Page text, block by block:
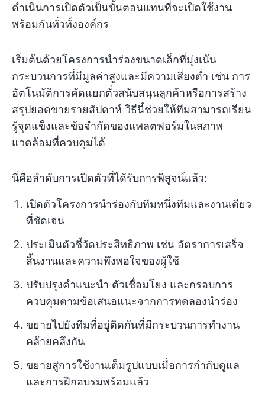
ดำเนินการเปิดตัวเป็นขั้นตอนแทนที่จะเปิดใช้งาน
พร้อมกันทั่วทั้งองค์กร
เริ่มต้นด้วยโครงการนำร่องขนาดเล็กที่มุ่งเน้น
กระบวนการที่มีมูลค่าสูงและมีความเสี่ยงต่ำ เช่น การ
อัตโนมัติการคัดแยกตั๋วสนับสนุนลูกค้าหรือการสร้าง
สรุปยอดขายรายสัปดาห์ วิธีนี้ช่วยให้ทีมสามารถเรียน
รู้จุดแข็งและข้อจำกัดของแพลตฟอร์มในสภาพ
แวดล้อมที่ควบคุมได้
นี่คือลำดับการเปิดตัวที่ได้รับการพิสูจน์แล้ว:
เปิดตัวโครงการนำร่องกับทีมหนึ่งทีมและงานเดียว
ที่ชัดเจน
ประเมินตัวชี้วัดประสิทธิภาพ เช่น อัตราการเสร็จ
สิ้นงานและความพึงพอใจของผู้ใช้
ปรับปรุงคำแนะนำ ตัวเชื่อมโยง และกรอบการ
ควบคุมตามข้อเสนอแนะจากการทดลองนำร่อง
ขยายไปยังทีมที่อยู่ติดกันที่มีกระบวนการทำงาน
คล้ายคลึงกัน
ขยายสู่การใช้งานเต็มรูปแบบเมื่อการกำกับดูแล
และการฝึกอบรมพร้อมแล้ว